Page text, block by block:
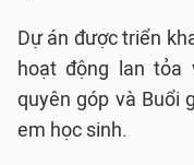
Dự án được triển
hoạt động lan tỏa
quyên góp và Buổi
em học sinh.